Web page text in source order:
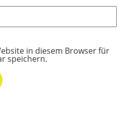
in diesem Browser für
speichern.